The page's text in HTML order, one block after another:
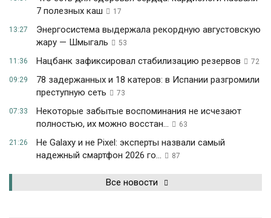
7 полезных каш
17
13:27
Энергосистема выдержала рекордную августовскую
жару — Шмыгаль
53
11:36 Нацбанк зафиксировал стабилизацию резервов 72
09:29
78 задержанных и 18 катеров: в Испании разгромили
преступную сеть
73
07:33
Некоторые забытые воспоминания не исчезают
полностью, их можно восстан...
63
21:26
Не Galaxy и не Pixel: эксперты назвали самый
надежный смартфон 2026 го...
87
Все новости